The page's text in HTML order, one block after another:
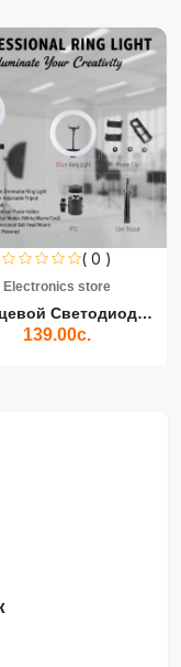
( 0 )
Electronics store
Кольцевой Светодиодный Св...
139.00с.